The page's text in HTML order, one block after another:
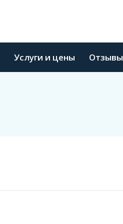
Услуги и цены Отзывы